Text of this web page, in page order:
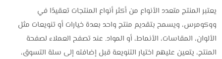
يعتبر المنتج متعدد الأنواع من أكثر أنواع المنتجات تعقيدًا في
ووكومرس، ويسمح بتقديم منتج واحد بعدة خيارات أو تنويعات مثل
الألوان، المقاسات، الأنماط، أو المواد. عند تصفح العملاء لصفحة
المنتج، يتعين عليهم اختيار التنويعة قبل إضافته إلى سلة التسوق،